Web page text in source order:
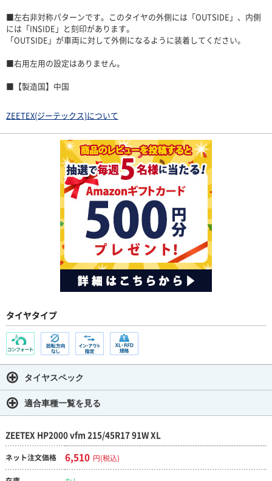
■左右非対称パターンです。このタイヤの外側には「OUTSIDE」、内側
には「INSIDE」と刻印があります。
「OUTSIDE」が車両に対して外側になるように装着してください。
■右用左用の設定はありません。
■【製造国】中国
ZEETEX(ジーテックス)について
タイヤタイプ
タイヤスペック
適合車種一覧を見る
ZEETEX HP2000 vfm 215/45R17 91W XL
ネット注文価格 6,510 円(税込)